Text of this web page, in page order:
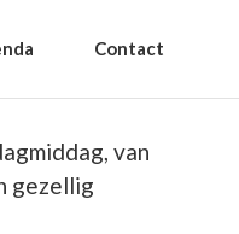
Contact
van
gezellig